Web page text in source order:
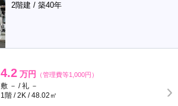
2階建 / 築40年
4.2 万円 （管理費等1,000円）
敷 － / 礼 －
1階 / 2K / 48.02㎡